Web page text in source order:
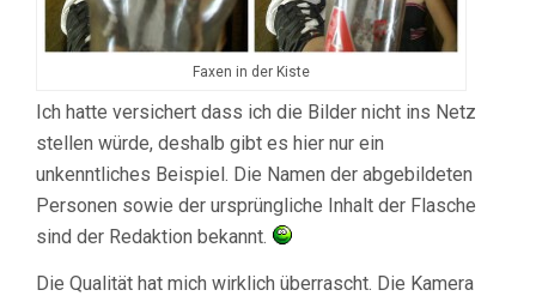
Faxen in der Kiste
Ich hatte versichert dass ich die Bilder nicht ins Netz
stellen würde, deshalb gibt es hier nur ein
unkenntliches Beispiel. Die Namen der abgebildeten
Personen sowie der ursprüngliche Inhalt der Flasche
sind der Redaktion bekannt.
Die Qualität hat mich wirklich überrascht. Die Kamera